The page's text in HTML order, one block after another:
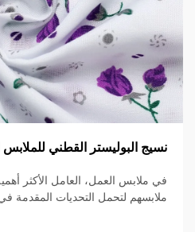
نسيج البوليستر القطني
في ملابس العمل، العامل الأكثر
ملابسهم لتحمل التحديات المقدمة